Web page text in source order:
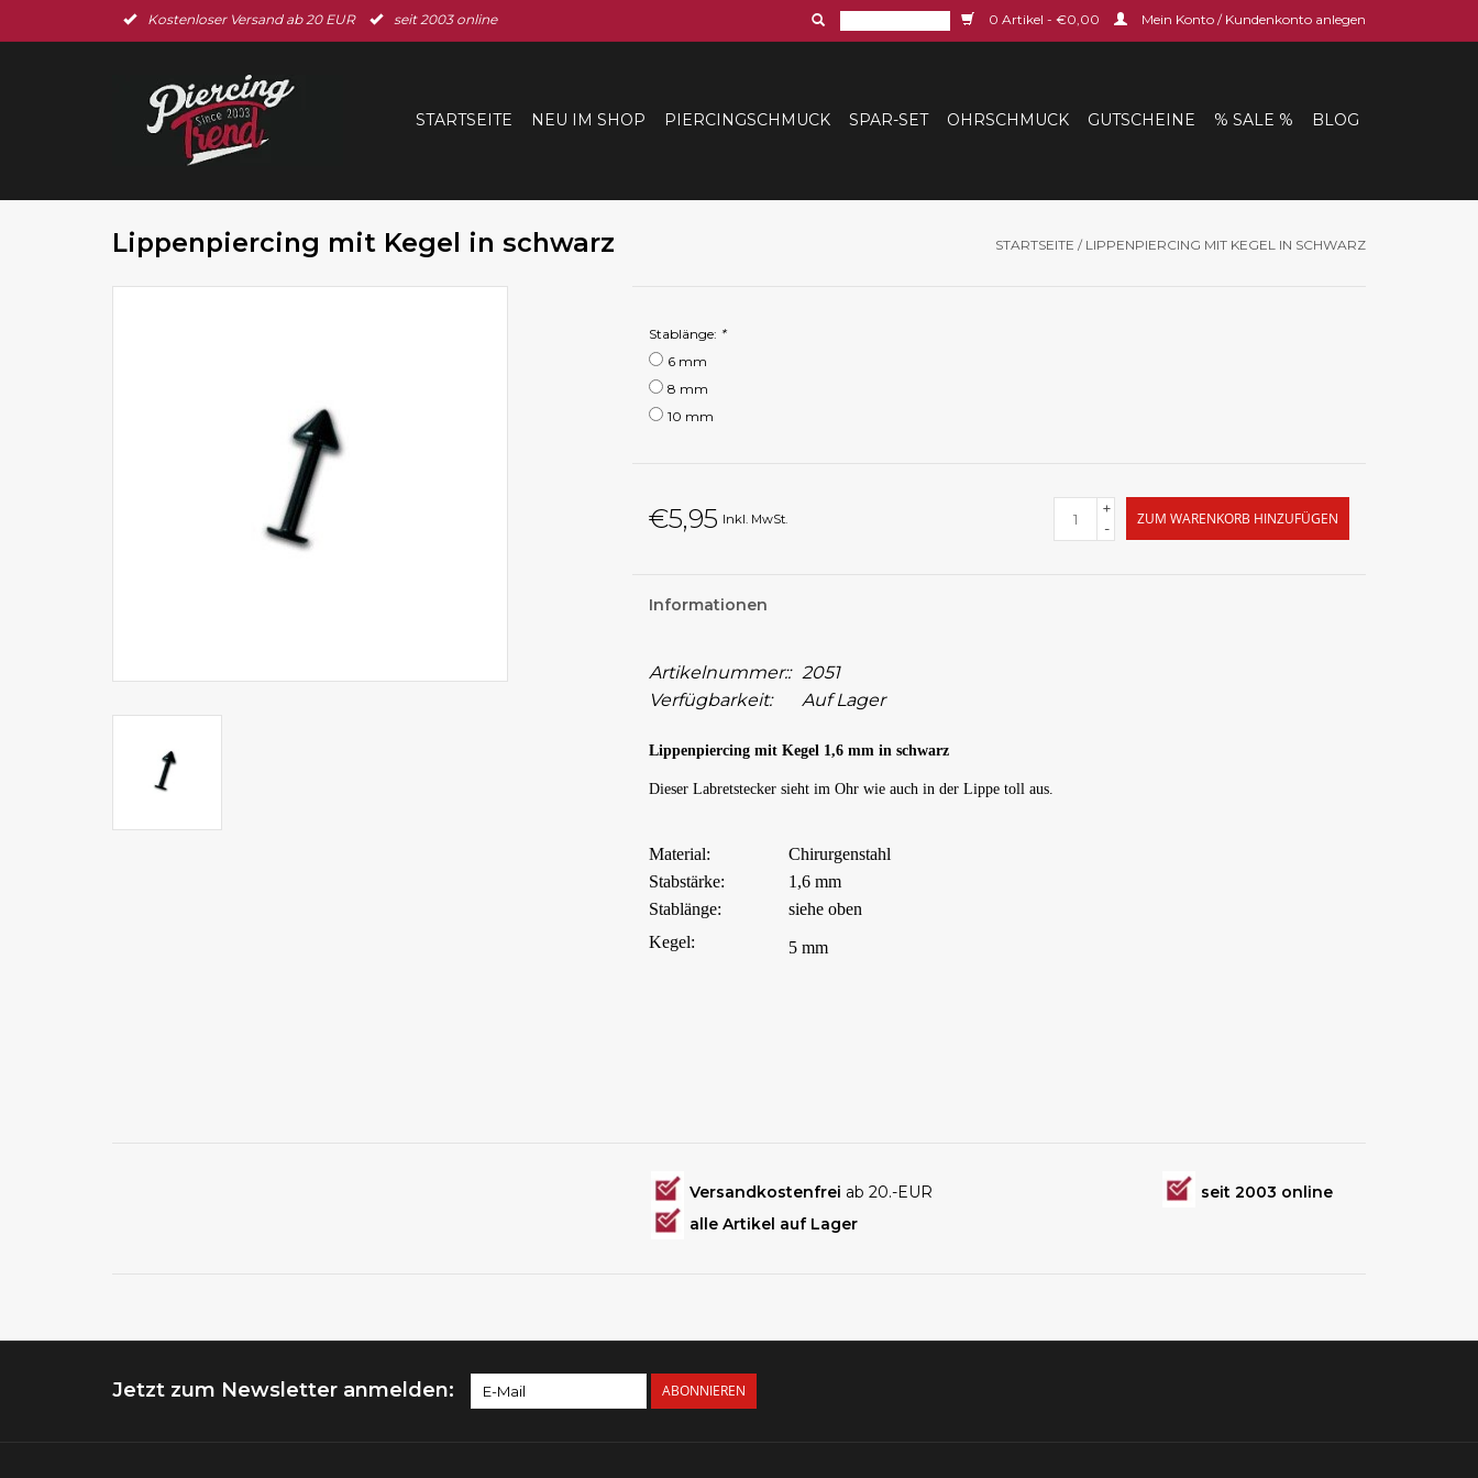
Kostenloser Versand ab 20 EUR seit 2003 online 0 Artikel - €0,00 Mein Konto / Kundenkonto anlegen
STARTSEITE NEU IM SHOP PIERCINGSCHMUCK SPAR-SET OHRSCHMUCK GUTSCHEINE % SALE % BLOG
Lippenpiercing mit Kegel in schwarz STARTSEITE / LIPPENPIERCING MIT KEGEL IN SCHWARZ
Stablänge: *
6 mm
8 mm
10 mm
€5,95 Inkl. MwSt.
+
-
ZUM WARENKORB HINZUFÜGEN
Informationen
Artikelnummer:: 2051
Verfügbarkeit:
Auf Lager
Lippenpiercing mit Kegel 1,6 mm in schwarz
Dieser Labretstecker sieht im Ohr wie auch in der Lippe toll aus.
Material:
Chirurgenstahl
Stabstärke:
1,6 mm
Stablänge:
siehe oben
Kegel:
5 mm
Versandkostenfrei ab 20.-EUR
seit 2003 online
alle Artikel auf Lager
Jetzt zum Newsletter anmelden: ABONNIEREN